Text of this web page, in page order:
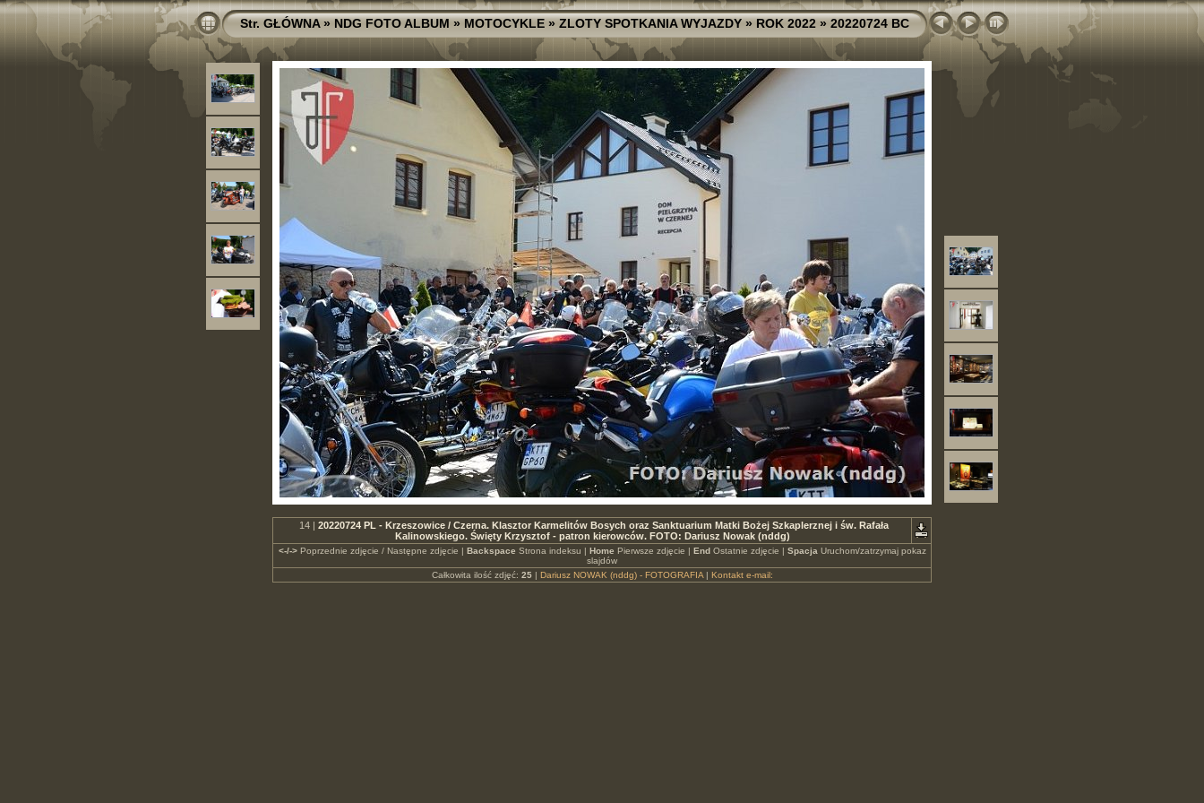
Str. GŁÓWNA»NDG FOTO ALBUM»MOTOCYKLE»ZLOTY SPOTKANIA WYJAZDY»ROK 2022»20220724 BC
14 | 20220724 PL - Krzeszowice / Czerna. Klasztor Karmelitów Bosych oraz Sanktuarium Matki Bożej Szkaplerznej i św. Rafała
Kalinowskiego. Święty Krzysztof - patron kierowców. FOTO: Dariusz Nowak (nddg)
<-/->Poprzednie zdjęcie / Następne zdjęcie | Backspace Strona indeksu | Home Pierwsze zdjęcie | EndOstatnie zdjęcie | Spacja Uruchom/zatrzymaj pokaz
slajdów
Całkowita ilość zdjęć: 25| Dariusz NOWAK (nddg) - FOTOGRAFIA| Kontakt e-mail: